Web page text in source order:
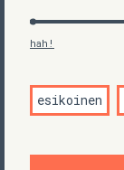
hah!
esikoinen